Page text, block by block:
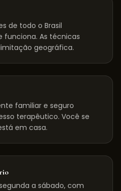
de todo o Brasil
funciona. As técnicas
geográfica.
familiar e seguro
terapêutico. Você se
em casa.
a sábado, com